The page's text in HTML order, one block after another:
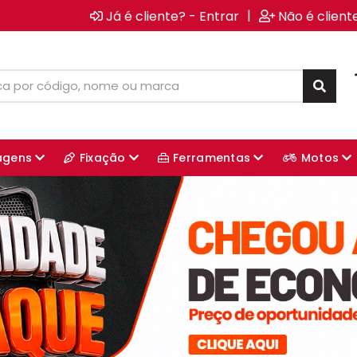
Já é cliente? - Entrar | Não é
Fixação Ferramentas Motos